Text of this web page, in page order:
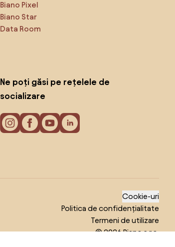
Biano Pixel
Biano Star
Data Room
Ne poți găsi pe rețelele de
socializare
Cookie-uri
Politica de confidențialitate
Termeni de utilizare
© 2026 Biano s.r.o.